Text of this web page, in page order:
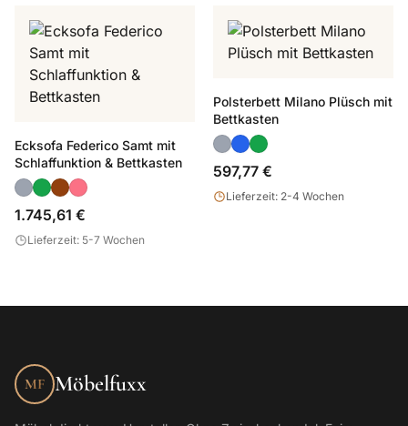
Ecksofa Federico Samt mit
Schlaffunktion & Bettkasten
1.745,61 €
Lieferzeit: 5-7 Wochen
Polsterbett Milano Plüsch mit
Bettkasten
597,77 €
Lieferzeit: 2-4 Wochen
MF Möbelfuxx